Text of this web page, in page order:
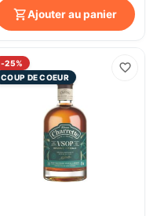
Ajouter au panier
-25%
COUP DE COEUR